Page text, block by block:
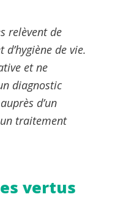
relèvent de
de vie.
et ne
diagnostic
d’un
traitement
vertus